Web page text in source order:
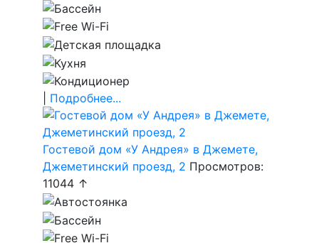
Подробнее...
Гостевой дом «У Андрея» в Джемете,
Джеметинский проезд, 2 Просмотров:
11044 ↑